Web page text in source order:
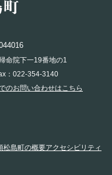
命院下一19番地の1
：022-354-3140
のお問い合わせはこちら
松島町の概要アクセシビリティ